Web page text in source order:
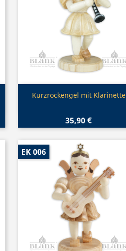
Vorschau
Kurzrockengel mit Klarinette
35,90 €
EK 006